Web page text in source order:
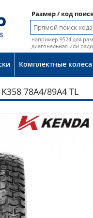
Размер / код
например 9524 для
диагональная или
Комплектные колеса
78A4/89A4 TL